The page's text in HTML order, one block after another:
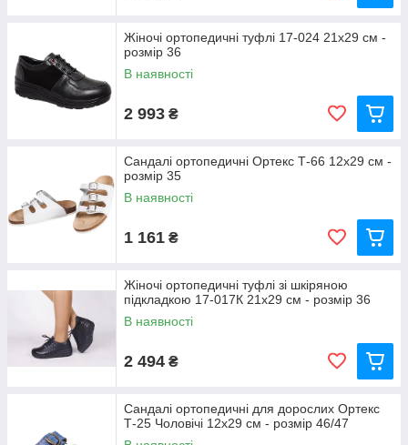
Жіночі ортопедичні туфлі 17-024 21x29 см -
розмір 36
В наявності
2 993 ₴
Сандалі ортопедичні Ортекс Т-66 12x29 см -
розмір 35
В наявності
1 161 ₴
Жіночі ортопедичні туфлі зі шкіряною
підкладкою 17-017К 21x29 см - розмір 36
В наявності
2 494 ₴
Сандалі ортопедичні для дорослих Ортекс
Т-25 Чоловічі 12x29 см - розмір 46/47